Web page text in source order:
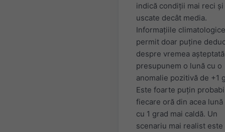
indică condiții mai reci și
uscate decât media.
Informațiile climatologice
permit doar puține
despre vremea
presupunem o lună cu o
anomalie pozitivă de +1
Este foarte puțin
fiecare oră din acea lună
cu 1 grad mai caldă. Un
scenariu mai realist este